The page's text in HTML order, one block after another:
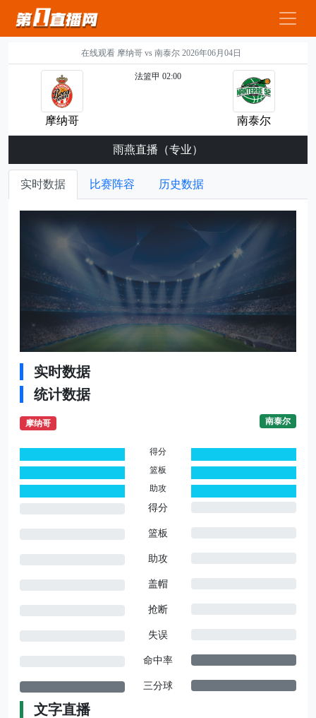
在线观看 摩纳哥 vs 南泰尔 2026年06月04日
摩纳哥
法篮甲 02:00
南泰尔
雨燕直播（专业）
实时数据 比赛阵容 历史数据
实时数据
统计数据
摩纳哥 南泰尔
得分
篮板
助攻
得分
篮板
助攻
盖帽
抢断
失误
命中率
三分球
文字直播